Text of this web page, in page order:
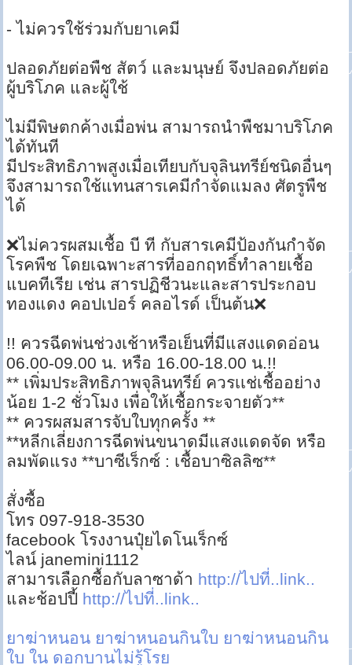
- ไม่ควรใช้ร่วมกับยาเคมี
ปลอดภัยต่อพืช สัตว์ และมนุษย์ จึงปลอดภัยต่อ
ผู้บริโภค และผู้ใช้
ไม่มีพิษตกค้างเมื่อพ่น สามารถนำพืชมาบริโภค
ได้ทันที
มีประสิทธิภาพสูงเมื่อเทียบกับจุลินทรีย์ชนิดอื่นๆ
จึงสามารถใช้แทนสารเคมีกำจัดแมลง ศัตรูพืช
ได้
❌ไม่ควรผสมเชื้อ บี ที กับสารเคมีป้องกันกำจัด
โรคพืช โดยเฉพาะสารที่ออกฤทธิ์ทำลายเชื้อ
แบคทีเรีย เช่น สารปฏิชีวนะและสารประกอบ
ทองแดง คอปเปอร์ คลอไรด์ เป็นต้น❌
!! ควรฉีดพ่นช่วงเช้าหรือเย็นที่มีแสงแดดอ่อน
06.00-09.00 น. หรือ 16.00-18.00 น.!!
** เพิ่มประสิทธิภาพจุลินทรีย์ ควรเเช่เชื้ออย่าง
น้อย 1-2 ชั่วโมง เพื่อให้เชื้อกระจายตัว**
** ควรผสมสารจับใบทุกครั้ง **
**หลีกเลี่ยงการฉีดพ่นขนาดมีแสงแดดจัด หรือ
ลมพัดแรง **บาซีเร็กซ์ : เชื้อบาซิลลิซ**
สั่งซื้อ
โทร 097-918-3530
facebook โรงงานปุ๋ยไดโนเร็กซ์
ไลน์ janemini1112
สามารเลือกซื้อกับลาซาด้า http://ไปที่..link..
และช้อปปี้ http://ไปที่..link..
ยาฆ่าหนอน ยาฆ่าหนอนกินใบ ยาฆ่าหนอนกิน
ใบ ใน ดอกบานไม่รู้โรย